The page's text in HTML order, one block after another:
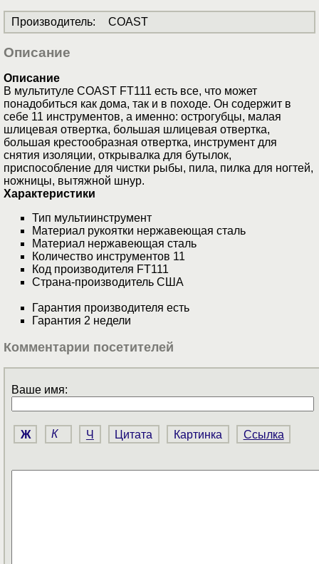
Производитель: COAST
Описание
Описание
В мультитуле COAST FT111 есть все, что может
понадобиться как дома, так и в походе. Он содержит в
себе 11 инструментов, а именно: острогубцы, малая
шлицевая отвертка, большая шлицевая отвертка,
большая крестообразная отвертка, инструмент для
снятия изоляции, открывалка для бутылок,
приспособление для чистки рыбы, пила, пилка для ногтей,
ножницы, вытяжной шнур.
Характеристики
Тип мультиинструмент
Материал рукоятки нержавеющая сталь
Материал нержавеющая сталь
Количество инструментов 11
Код производителя FT111
Страна-производитель США
Гарантия производителя есть
Гарантия 2 недели
Комментарии посетителей
Ваше имя:
Ж К Ч Цитата Картинка Ссылка